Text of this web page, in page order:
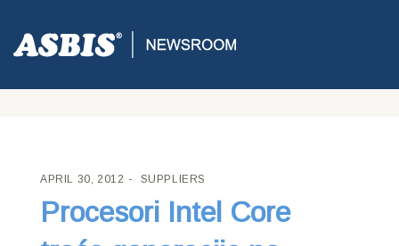
ASBIS CROATIA SUPPLIERS> PROCESORI INTEL CORE
TREĆE GENERACIJE NA RAČUNALA DONOSE NOVE OBLIKE
APRIL 30, 2012 SUPPLIERS
Procesori Intel Core